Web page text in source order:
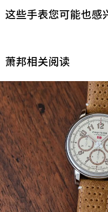
这些手表您可能也感
萧邦相关阅读